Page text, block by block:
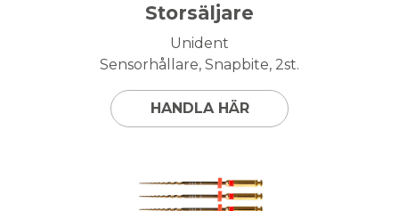
Storsäljare
Unident
Sensorhållare, Snapbite, 2st.
HANDLA HÄR